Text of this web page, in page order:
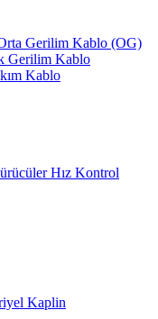
Gerilim Kablo (OG)
Gerilim Kablo
Kablo
Hız Kontrol
Kaplin